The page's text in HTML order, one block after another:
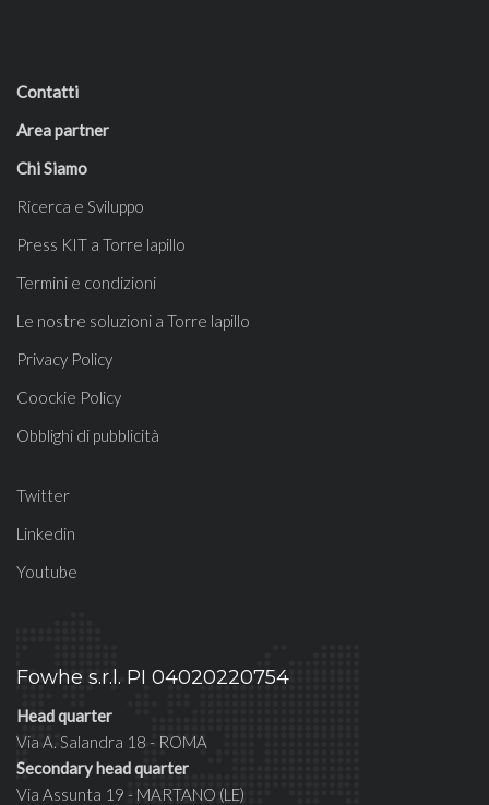
Contatti
Area partner
Chi Siamo
Ricerca e Sviluppo
Press KIT a Torre lapillo
Termini e condizioni
Le nostre soluzioni a Torre lapillo
Privacy Policy
Coockie Policy
Obblighi di pubblicità
Twitter
Linkedin
Youtube
Fowhe s.r.l. PI 04020220754
Head quarter
Via A. Salandra 18 - ROMA
Secondary head quarter
Via Assunta 19 - MARTANO (LE)